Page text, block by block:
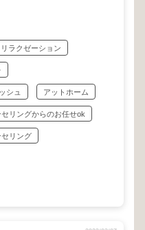
リラクゼーション
シュ アットホーム
セリングからのお任せok
リング